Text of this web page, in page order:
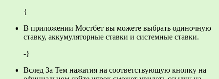
{
В приложении Мостбет вы можете выбрать одиночную
ставку, аккумуляторные ставки и системные ставки.
-}
Вслед За Тем нажатия на соответствующую кнопку на